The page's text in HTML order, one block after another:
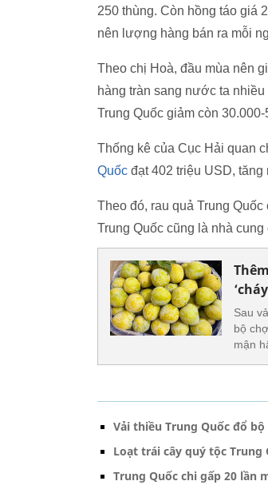
250 thùng. Còn hồng táo giá
nên lượng hàng bán ra mỗi
Theo chị Hoà, đầu mùa nên
hàng tràn sang nước ta
Trung Quốc giảm còn
Thống kê của Cục Hải quan
Quốc đạt 402 triệu USD,
Theo đó, rau quả Trung
Trung Quốc cũng là nhà
Sau
bộ
mận
Vải thiều Trung Quốc đổ
Loạt trái cây quý tộc
Trung Quốc chi gấp 20 lần